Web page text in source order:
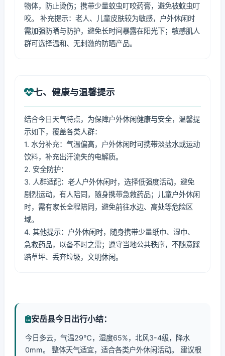
物体，防止烫伤；携带少量蚊虫叮咬药膏，避免被蚊虫叮
咬。 补充提示：老人、儿童皮肤较为敏感，户外休闲时
需加强防晒与防护，避免长时间暴露在阳光下；敏感肌人
群可选择温和、无刺激的防晒产品。
七、健康与温馨提示
结合今日天气特点，为保障户外休闲健康与安全，温馨提
示如下，覆盖各类人群：
1. 水分补充：气温偏高，户外休闲时可携带淡盐水或运动
饮料，补充出汗流失的电解质。
2. 安全防护：
3. 人群适配：老人户外休闲时，选择低强度活动，避免
剧烈运动，有人陪同，随身携带急救药品；儿童户外休闲
时，需有家长全程陪同，避免前往水边、高处等危险区
域。
4. 其他提示：户外休闲时，随身携带少量纸巾、湿巾、
急救药品，以备不时之需；遵守当地公共秩序，不随意踩
踏草坪、丢弃垃圾，文明休闲。
安岳县今日出行小结：
今日多云，气温29℃，湿度65%，北风3-4级，降水
0mm。 整体天气适宜，适合各类户外休闲活动。 建议根